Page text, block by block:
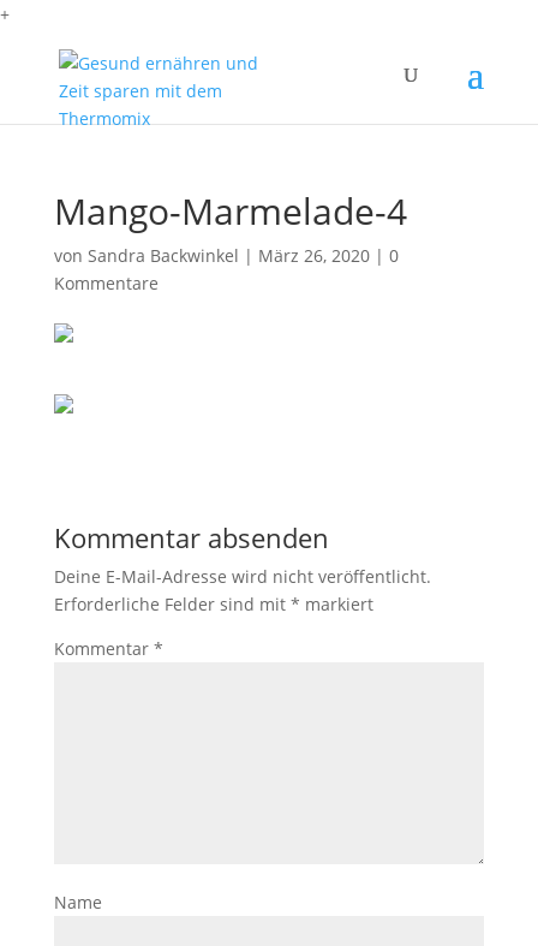
+
Mango-Marmelade-4
von Sandra Backwinkel | März 26, 2020| 0
Kommentare
Kommentar absenden
Deine E-Mail-Adresse wird nicht veröffentlicht.
Erforderliche Felder sind mit * markiert
Kommentar *
Name